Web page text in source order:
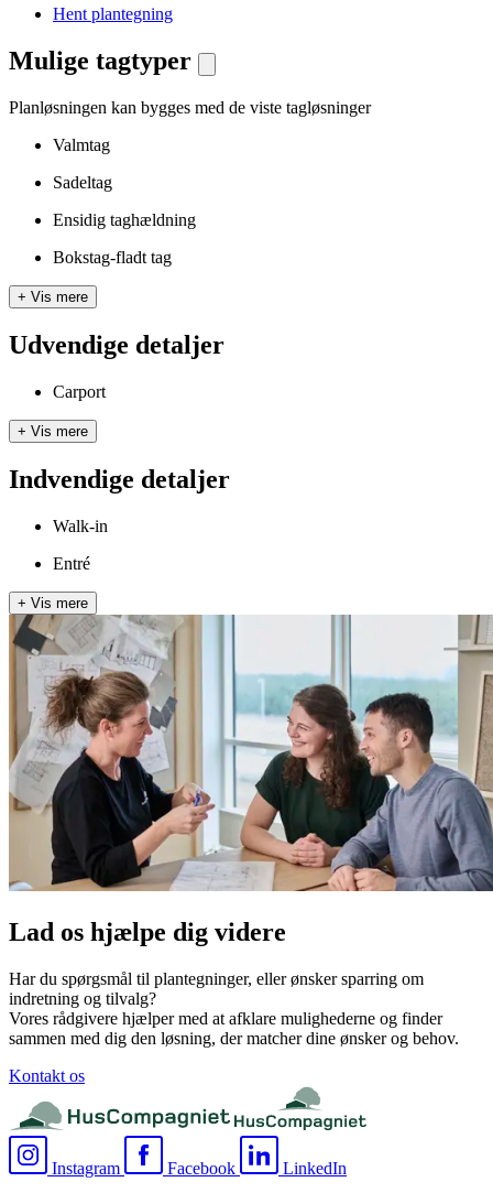
Hent plantegning
Mulige tagtyper
Planløsningen kan bygges med de viste tagløsninger
Valmtag
Sadeltag
Ensidig taghældning
Bokstag-fladt tag
+ Vis mere
Udvendige detaljer
Carport
+ Vis mere
Indvendige detaljer
Walk-in
Entré
+ Vis mere
Lad os hjælpe dig videre
Har du spørgsmål til plantegninger, eller ønsker sparring om
indretning og tilvalg?
Vores rådgivere hjælper med at afklare mulighederne og finder
sammen med dig den løsning, der matcher dine ønsker og behov.
Kontakt os
Instagram Facebook LinkedIn